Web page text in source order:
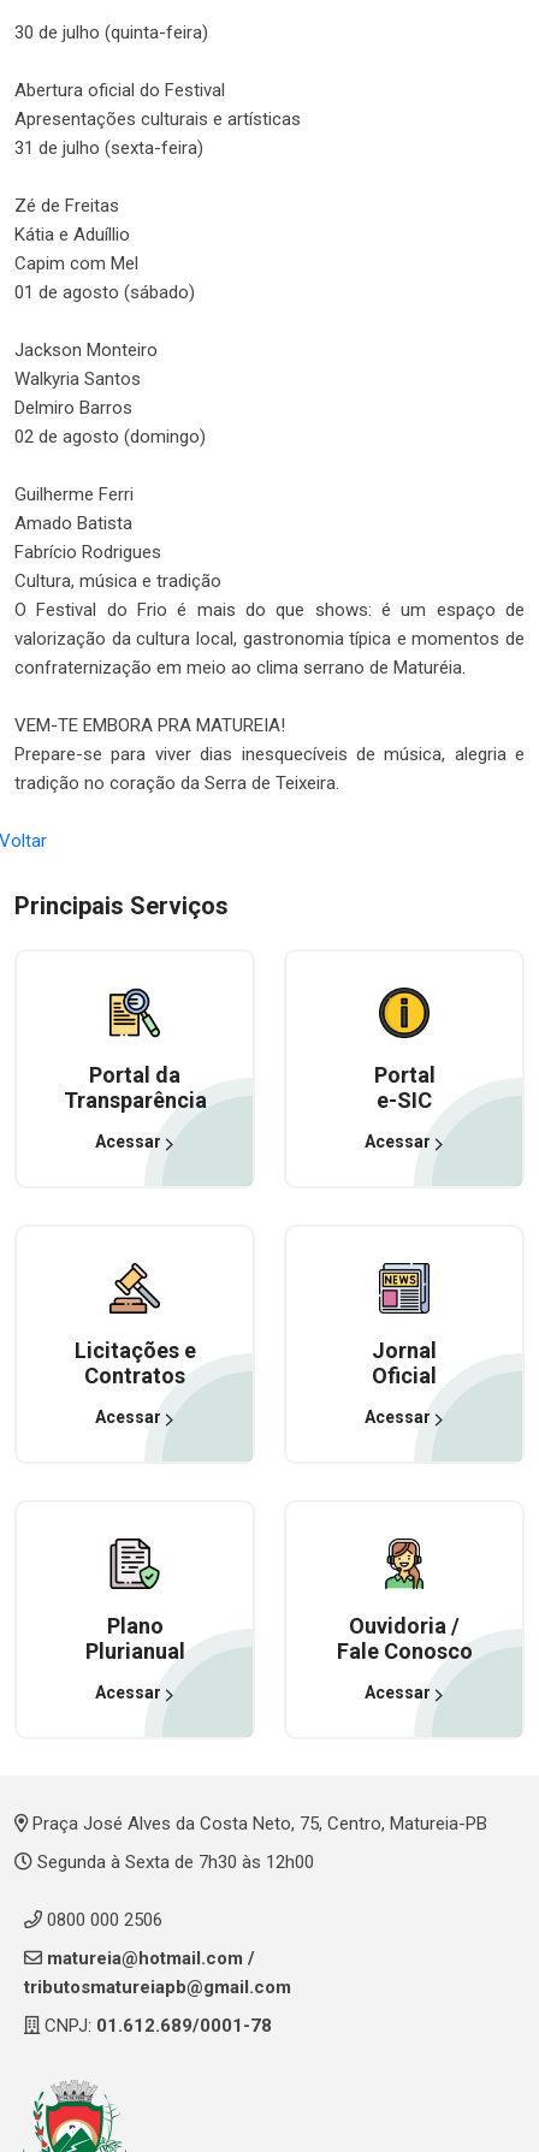
30 de julho (quinta-feira)
Abertura oficial do Festival
Apresentações culturais e artísticas
31 de julho (sexta-feira)
Zé de Freitas
Kátia e Aduíllio
Capim com Mel
01 de agosto (sábado)
Jackson Monteiro
Walkyria Santos
Delmiro Barros
02 de agosto (domingo)
Guilherme Ferri
Amado Batista
Fabrício Rodrigues
Cultura, música e tradição
O Festival do Frio é mais do que shows: é um espaço de
valorização da cultura local, gastronomia típica e momentos de
confraternização em meio ao clima serrano de Maturéia.
VEM-TE EMBORA PRA MATUREIA!
Prepare-se para viver dias inesquecíveis de música, alegria e
tradição no coração da Serra de Teixeira.
Principais Serviços
Portal da
Transparência
Acessar
Portal
e-SIC
Acessar
Licitações e
Contratos
Acessar
Jornal
Oficial
Acessar
Plano
Plurianual
Acessar
Ouvidoria /
Fale Conosco
Acessar
Praça José Alves da Costa Neto, 75, Centro, Matureia-PB
Segunda à Sexta de 7h30 às 12h00
0800 000 2506
matureia@hotmail.com /
tributosmatureiapb@gmail.com
CNPJ: 01.612.689/0001-78